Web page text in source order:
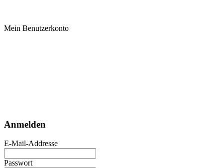
Mein Benutzerkonto
Anmelden
E-Mail-Addresse
Passwort